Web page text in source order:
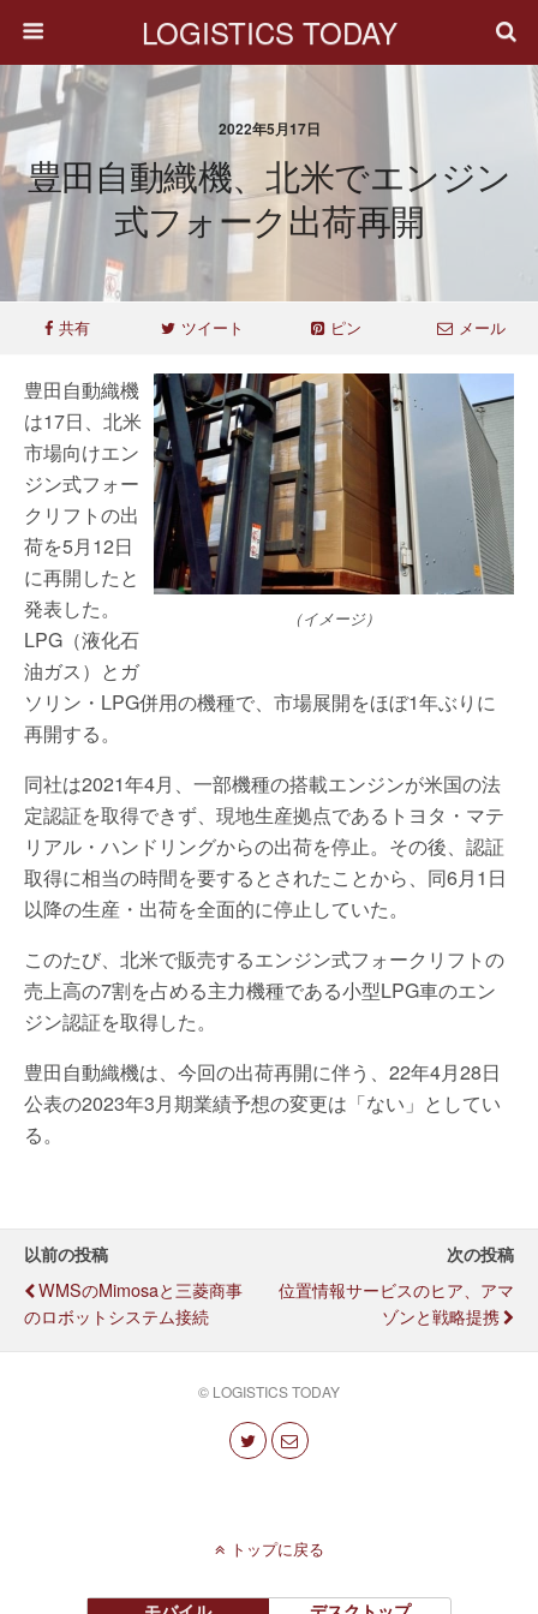
LOGISTICS TODAY
2022年5月17日
豊田自動織機、北米でエンジン
式フォーク出荷再開
共有 ツイート ピン メール
（イメージ）
豊田自動織機
は17日、北米
市場向けエン
ジン式フォー
クリフトの出
荷を5月12日
に再開したと
発表した。
LPG（液化石
油ガス）とガ
ソリン・LPG併用の機種で、市場展開をほぼ1年ぶりに
再開する。
同社は2021年4月、一部機種の搭載エンジンが米国の法
定認証を取得できず、現地生産拠点であるトヨタ・マテ
リアル・ハンドリングからの出荷を停止。その後、認証
取得に相当の時間を要するとされたことから、同6月1日
以降の生産・出荷を全面的に停止していた。
このたび、北米で販売するエンジン式フォークリフトの
売上高の7割を占める主力機種である小型LPG車のエン
ジン認証を取得した。
豊田自動織機は、今回の出荷再開に伴う、22年4月28日
公表の2023年3月期業績予想の変更は「ない」としてい
る。
以前の投稿
WMSのmimosaと三菱商事
のロボットシステム接続
次の投稿
位置情報サービスのヒア、アマ
ゾンと戦略提携
© LOGISTICS TODAY
トップに戻る